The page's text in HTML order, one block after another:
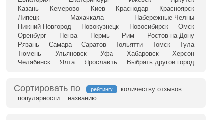
Казань
Кемерово Киев Краснодар
Красноярск
Липецк
Махачкала
Набережные Челны
Нижний Новгород
Новокузнецк Новосибирск
Омск
Оренбург
Пенза Пермь Рим
Ростов-на-Дону
Рязань
Самара Саратов Тольятти Томск
Тула
Тюмень
Ульяновск Уфа Хабаровск
Херсон
Челябинск
Ялта Ярославль Выбрать другой город
Сортировать по рейтингу
количеству отзывов
популярности
названию